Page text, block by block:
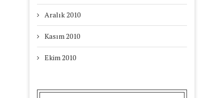
Aralık 2010
Kasım 2010
Ekim 2010